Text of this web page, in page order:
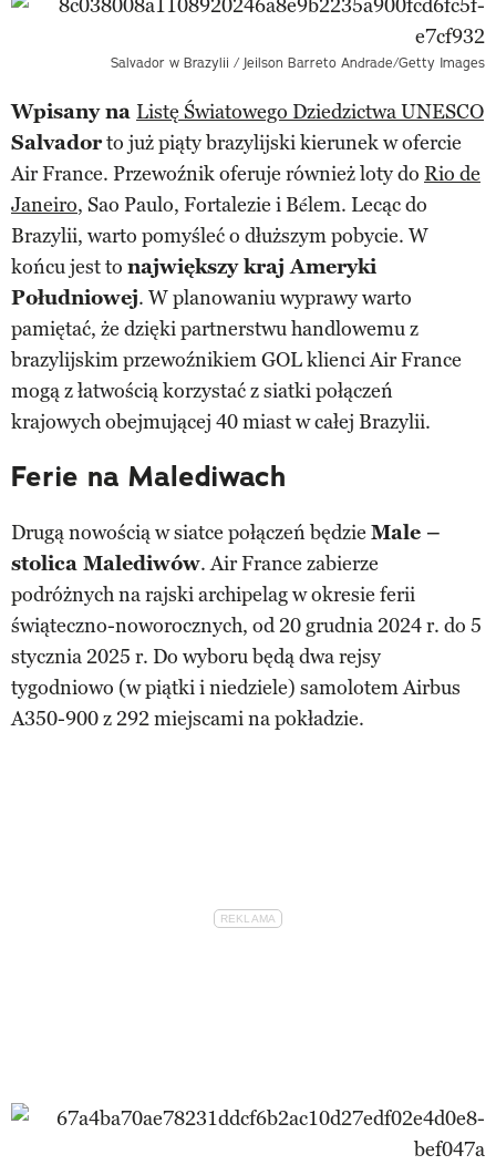
Salvador w Brazylii / Jeilson Barreto Andrade/Getty Images
Wpisany na Listę Światowego Dziedzictwa UNESCO
Salvadorto już piąty brazylijski kierunek w ofercie
Air France. Przewoźnik oferuje również loty do Rio de
Janeiro, Sao Paulo, Fortalezie i Bélem. Lecąc do
Brazylii, warto pomyśleć o dłuższym pobycie. W
końcu jest to największy kraj Ameryki
Południowej. W planowaniu wyprawy warto
pamiętać, że dzięki partnerstwu handlowemu z
brazylijskim przewoźnikiem GOL klienci Air France
mogą z łatwością korzystać z siatki połączeń
krajowych obejmującej 40 miast w całej Brazylii.
Ferie na Malediwach
Drugą nowością w siatce połączeń będzie Male –
stolica Malediwów. Air France zabierze
podróżnych na rajski archipelag w okresie ferii
świąteczno-noworocznych, od 20 grudnia 2024 r. do 5
stycznia 2025 r. Do wyboru będą dwa rejsy
tygodniowo (w piątki i niedziele) samolotem Airbus
A350-900 z 292 miejscami na pokładzie.